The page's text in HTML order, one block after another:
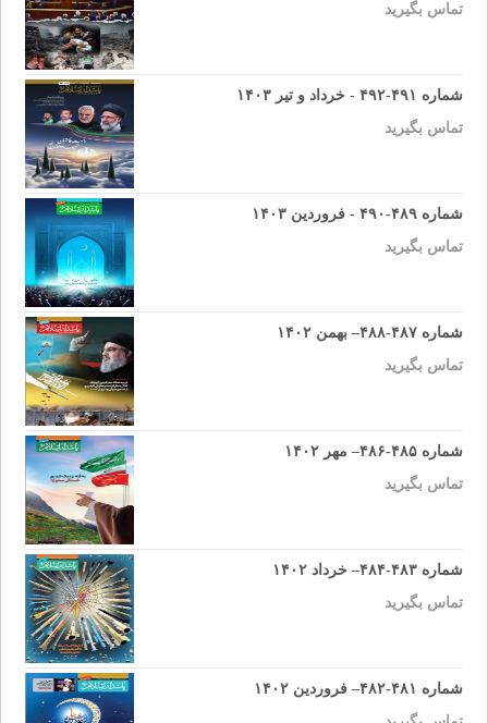
تماس بگیرید
شماره ۴۹۱-۴۹۲ - خرداد و تیر ۱۴۰۳
تماس بگیرید
شماره ۴۸۹-۴۹۰ - فروردین ۱۴۰۳
تماس بگیرید
شماره ۴۸۷-۴۸۸– بهمن ۱۴۰۲
تماس بگیرید
شماره ۴۸۵-۴۸۶– مهر ۱۴۰۲
تماس بگیرید
شماره ۴۸۳-۴۸۴– خرداد ۱۴۰۲
تماس بگیرید
شماره ۴۸۱-۴۸۲– فروردین ۱۴۰۲